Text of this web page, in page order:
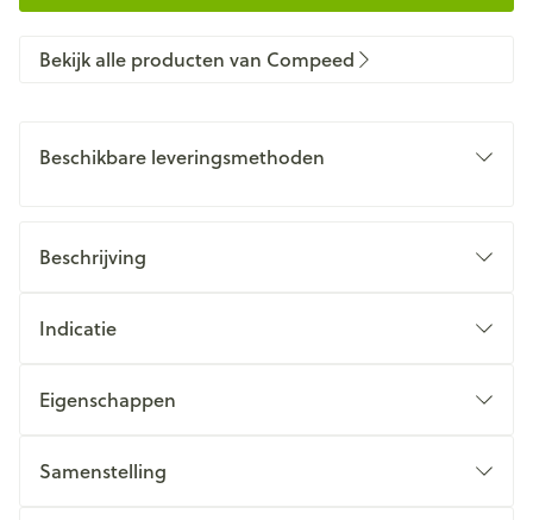
Bekijk alle producten van Compeed
Beschikbare leveringsmethoden
Beschrijving
Indicatie
Eigenschappen
Samenstelling